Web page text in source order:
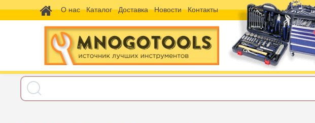
О нас Каталог Доставка Новости Контакты